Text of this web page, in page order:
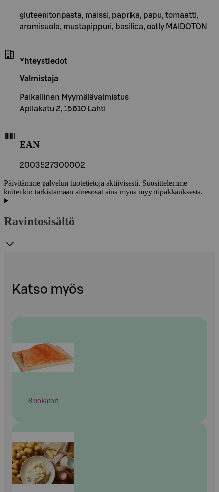
gluteenitonpasta, maissi, paprika, papu, tomaatti,
aromisuola, mustapippuri, basilica, oatly MAIDOTON
Yhteystiedot
Valmistaja
Paikallinen Myymälävalmistus
Apilakatu 2, 15610 Lahti
EAN
2003527300002
Päivitämme palvelun tuotetietoja aktiivisesti. Suosittelemme
kuitenkin tarkistamaan ainesosat aina myös myyntipakkauksesta.
Ravintosisältö
Katso myös
Ruokatori